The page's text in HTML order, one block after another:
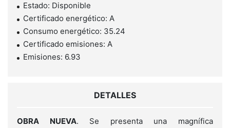
Estado: Disponible
Certificado energético: A
Consumo energético: 35.24
Certificado emisiones: A
Emisiones: 6.93
DETALLES
OBRA NUEVA. Se presenta una magnífica